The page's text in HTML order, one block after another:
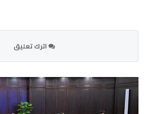
اترك تعليق